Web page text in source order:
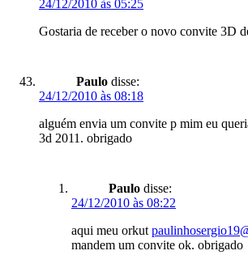
24/12/2010 às 05:25
Gostaria de receber o novo convite 3D
Paulo disse:
24/12/2010 às 08:18
alguém envia um convite p mim eu
3d 2011. obrigado
Paulo disse:
24/12/2010 às 08:22
aqui meu orkut
mandem um convite ok. obrigado